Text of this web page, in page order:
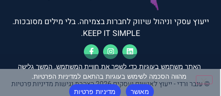
ייעוץ עסקי וניהול שיווק לחברות בצמיחה. בלי מילים מסובכות.
KEEP IT SIMPLE.
© ענבר ורדי - ייעוץ לאנשים ועסקים 2026 הצהרת נגישות מדיניות פרטיות
האתר משתמש בעוגיות כדי לשפר את חוויית המשתמש. המשך גלישה
מהווה הסכמה לשימוש בעוגיות בהתאם למדיניות הפרטיות.
מאושר
מדיניות פרטיות